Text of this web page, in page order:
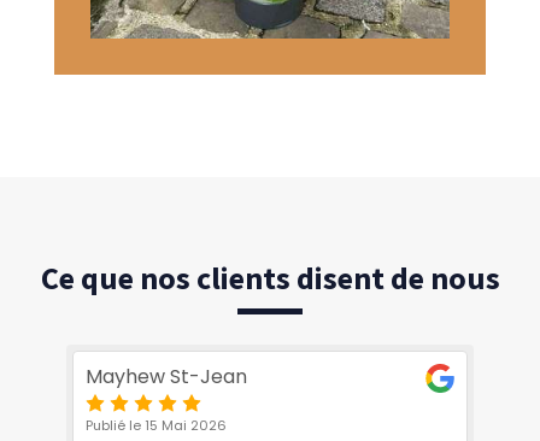
Ce que nos clients disent de nous
Mayhew St-Jean
Publié le 15 Mai 2026